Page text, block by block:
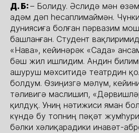
Д. Б:– Болиду. Әслидә мән
адәм дәп һесаплимаймән.
дуниясиға болған пәрвазим
башланған. Студент
«Нава», кейинәрәк «Сада»
бәш жил ишлидим. Андин
ашуруш мәхситидә театрдин
болдум. Өзиңизгә мәлүм,
тәливигә маслишип,
қилдуқ. Униң нәтижиси яман
күндә бу топниң пәқәт
бәлки хәлиқарадики инавәт-